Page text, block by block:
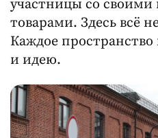
участницы со
товарами. Здесь всё
Каждое
и идею.